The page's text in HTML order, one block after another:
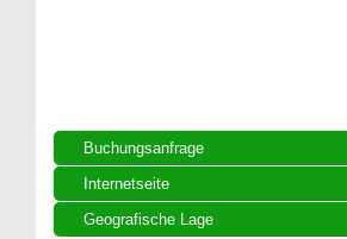
Buchungsanfrage
Internetseite
Geografische Lage